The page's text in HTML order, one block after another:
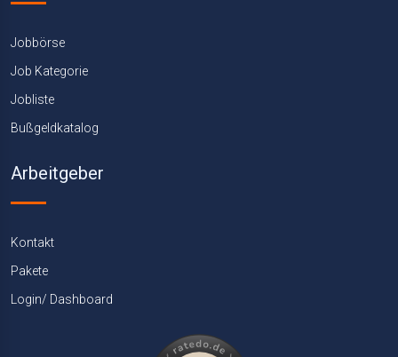
Jobbörse
Job Kategorie
Jobliste
Bußgeldkatalog
Arbeitgeber
Kontakt
Pakete
Login/ Dashboard